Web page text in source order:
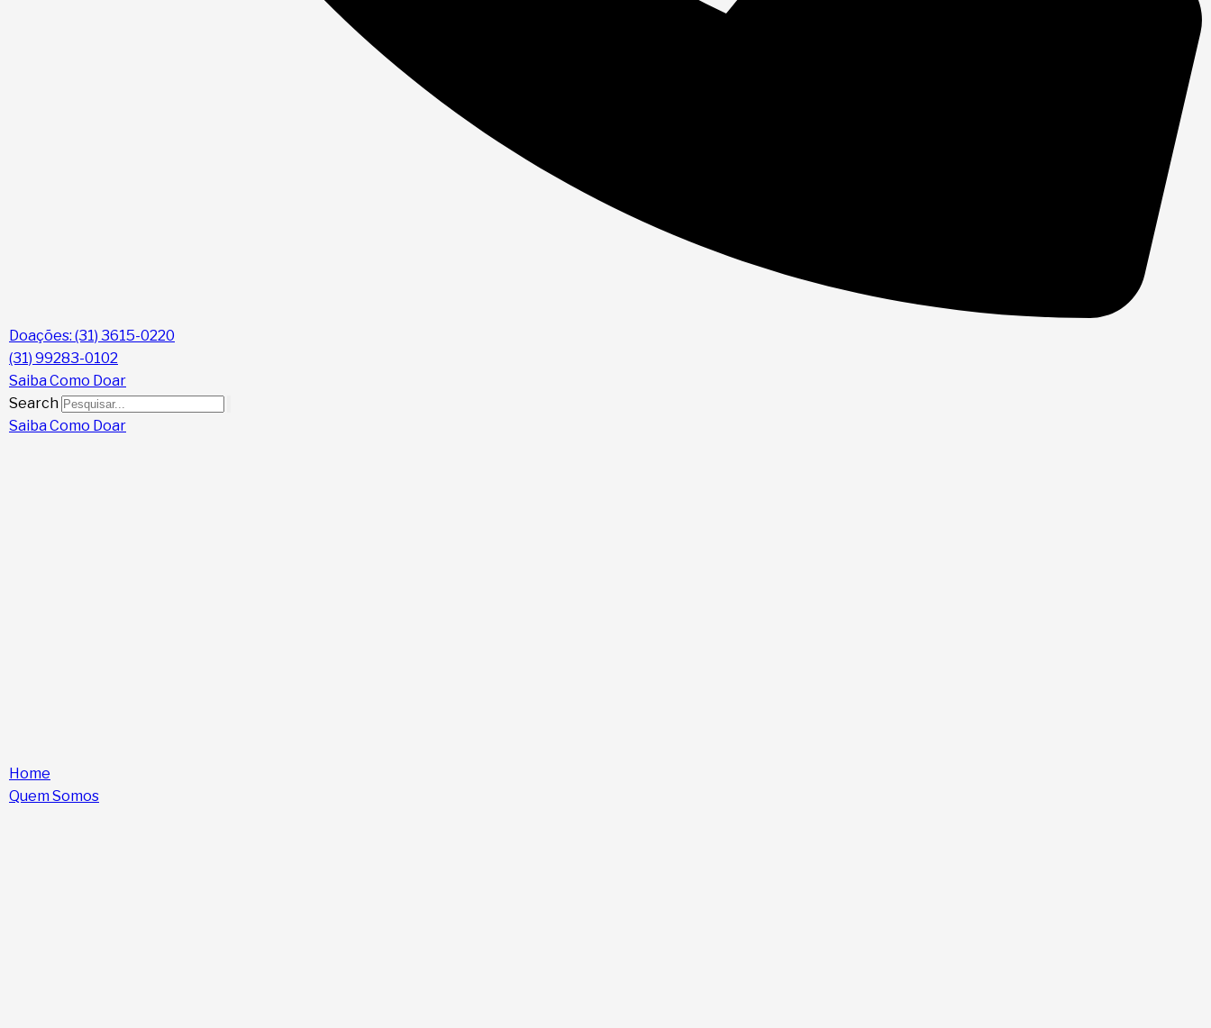
Doações: (31) 3615-0220
(31) 99283-0102
Saiba Como Doar
Search
Saiba Como Doar
Home
Quem Somos